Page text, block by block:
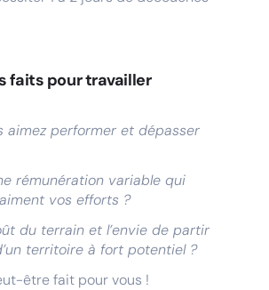
faits pour travailler
aimez performer et dépasser
rémunération variable qui
vos efforts ?
du terrain et l’envie de partir
territoire à fort potentiel ?
être fait pour vous !